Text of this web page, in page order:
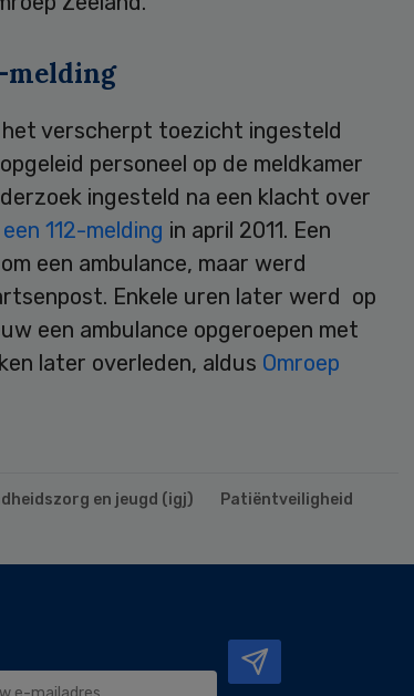
melding
verscherpt toezicht ingesteld
personeel op de meldkamer
ingesteld na een klacht over
112-melding in april 2011. Een
een ambulance, maar werd
Enkele uren later werd op
een ambulance opgeroepen met
later overleden, aldus Omroep
en jeugd (igj) Patiëntveiligheid